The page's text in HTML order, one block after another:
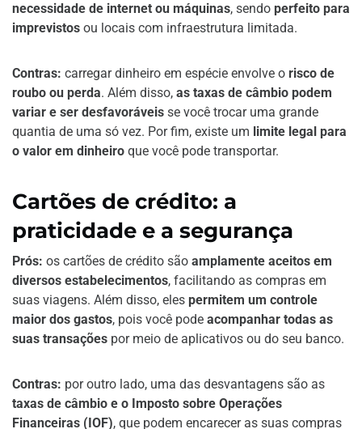
necessidade de internet ou máquinas, sendo perfeito para
imprevistos ou locais com infraestrutura limitada.
Contras: carregar dinheiro em espécie envolve o risco de
roubo ou perda. Além disso, as taxas de câmbio podem
variar e ser desfavoráveis se você trocar uma grande
quantia de uma só vez. Por fim, existe um limite legal para
o valor em dinheiro que você pode transportar.
Cartões de crédito: a
praticidade e a segurança
Prós: os cartões de crédito são amplamente aceitos em
diversos estabelecimentos, facilitando as compras em
suas viagens. Além disso, eles permitem um controle
maior dos gastos, pois você pode acompanhar todas as
suas transações por meio de aplicativos ou do seu banco.
Contras: por outro lado, uma das desvantagens são as
taxas de câmbio e o Imposto sobre Operações
Financeiras (IOF), que podem encarecer as suas compras